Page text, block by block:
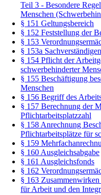
Teil 3 - Besondere
Menschen
§ 151 Geltungsbereich
§ 152 Feststellung der
§ 153
§ 153a
§ 154 Pflicht der
schwerbehinderter
§ 155 Beschäftigung
Menschen
§ 156 Begriff des
§ 157 Berechnung der
Pflichtarbeitsplatzzahl
§ 158 Anrechnung
Pflichtarbeitsplätze für
§ 159
§ 160 Ausgleichsabgabe
§ 161 Ausgleichsfonds
§ 162
§ 163
für Arbeit und den